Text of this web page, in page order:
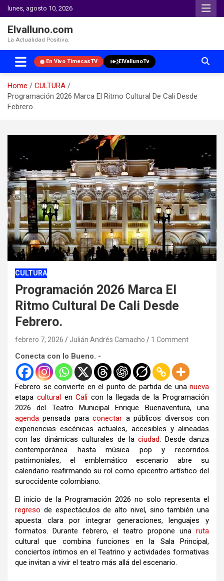
lunes, agosto 10, 2026
Elvalluno.com
La Actualidad Positiva.
En Vivo TimecasTV ElVallunoTv
Home
CULTURA
Programación 2026 Marca El Ritmo Cultural De Cali Desde
Febrero.
CULTURA
Programación 2026 Marca El
Ritmo Cultural De Cali Desde
Febrero.
febrero 7, 2026 Julián Andrés Camacho 1 Comment
Conecta con lo Bueno. -
Febrero se convierte en el punto de partida de una nueva
etapa culturalenCali con la llegada de la Programación
2026 del Teatro Municipal Enrique Buenaventura, una
agenda pensada paraconectar a públicos diversos con
experiencias escénicas actuales, accesibles y alineadas
con las dinámicas culturales de laciudad. Desde danza
contemporánea hasta música pop y recorridos
patrimoniales, el emblemático escenario abre su
calendario reafirmando su rol como epicentro artístico del
suroccidente colombiano.
El inicio de la Programación 2026 no solo representa el
regreso de espectáculos de alto nivel, sino también una
apuesta clara por integrar generaciones, lenguajes y
formatos. Durante febrero, el teatro propone una ruta
cultural que combina funciones en la Sala Principal,
conciertos íntimos en el Teatrino y actividades formativas
que invitan a vivir el teatro más allá del escenario.